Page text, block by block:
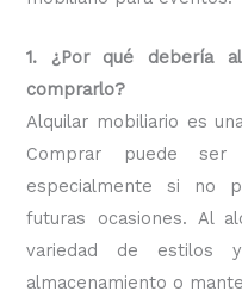
1. ¿Por qué debería
comprarlo?
Alquilar mobiliario es
Comprar puede
especialmente si no
futuras ocasiones. Al
variedad de estilos
almacenamiento o